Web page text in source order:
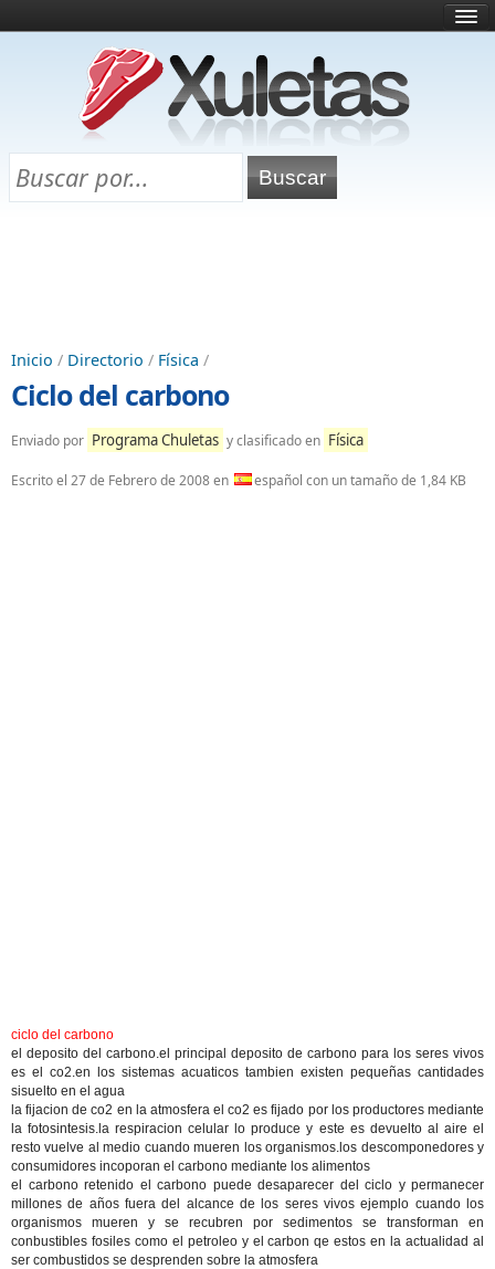
¿Qué es esto?
Directorio
Chuletas para exámenes
Inicio / Directorio / Física /
Ciclo del carbono
Enviado por Programa Chuletas y clasificado en Física
Escrito el 27 de Febrero de 2008en español con un tamaño de 1,84 KB
ciclo del carbono
el deposito del carbono.el principal deposito de carbono para los seres vivos
es el co2.en los sistemas acuaticos tambien existen pequeñas cantidades
sisuelto en el agua
la fijacion de co2 en la atmosfera el co2 es fijado por los productores mediante
la fotosintesis.la respiracion celular lo produce y este es devuelto al aire el
resto vuelve al medio cuando mueren los organismos.los descomponedores y
consumidores incoporan el carbono mediante los alimentos
el carbono retenido el carbono puede desaparecer del ciclo y permanecer
millones de años fuera del alcance de los seres vivos ejemplo cuando los
organismos mueren y se recubren por sedimentos se transforman en
conbustibles fosiles como el petroleo y el carbon qe estos en la actualidad al
ser combustidos se desprenden sobre la atmosfera